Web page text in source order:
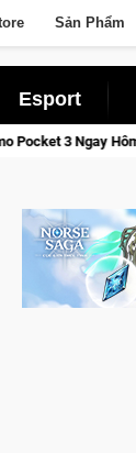
Sản Phẩm
Esport
Lineage W –